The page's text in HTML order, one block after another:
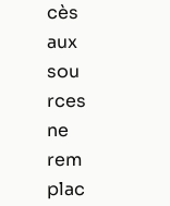
cès
aux
sou
rces
ne
rem
plac